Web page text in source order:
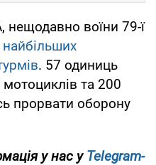
нещодавно воїни 79-ї
. 57 одиниць
мотоциклів та 200
прорвати оборону
у нас уTelegram-